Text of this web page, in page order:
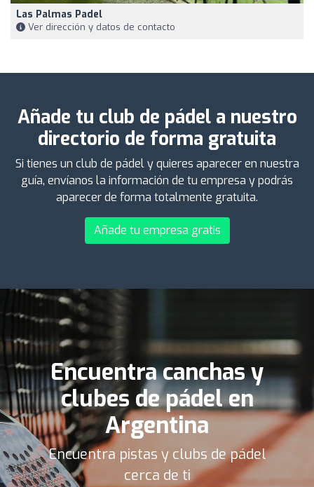
Las Palmas Padel
Ver dirección y datos de contacto
Añade tu club de pádel a nuestro
directorio de forma gratuita
Si tienes un club de pádel y quieres aparecer en nuestra
guía, envíanos la información de tu empresa y podrás
aparecer de forma totalmente gratuita.
Añade tu empresa gratis
Encuentra canchas y
clubes de pádel en
Argentina
Encuentra pistas y clubs de pádel
cerca de ti